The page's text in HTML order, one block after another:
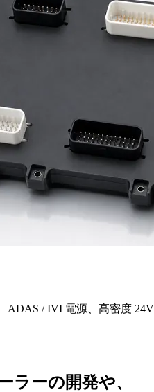
ADAS / IVI 電源、高密度 24V
ラーの開発や、